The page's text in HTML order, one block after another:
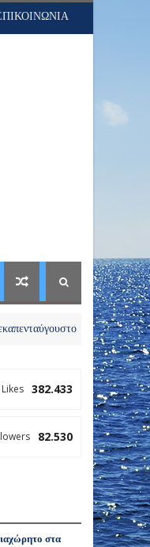
-Το αδιαχώρητο στα
382.433
Likes
82.530
στα